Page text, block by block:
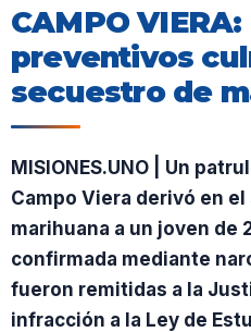
CAMPO
preventivos
secuestro de
MISIONES.UNO | Un
Campo Viera derivó en
marihuana a un joven de
confirmada mediante
fueron remitidas a la
infracción a la Ley de